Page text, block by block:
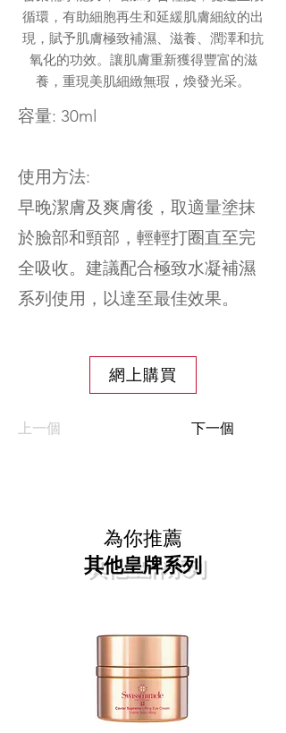
循環，有助細胞再生和延緩肌膚細紋的出
現，賦予肌膚極致補濕、滋養、潤澤和抗
氧化的功效。讓肌膚重新獲得豐富的滋
養，重現美肌細緻無瑕，煥發光采。
容量: 30ml
使用方法:
早晚潔膚及爽膚後，取適量塗抹
於臉部和頸部，輕輕打圈直至完
全吸收。建議配合極致水凝補濕
系列使用，以達至最佳效果。
網上購買
上一個 下一個
為你推薦
其他皇牌系列